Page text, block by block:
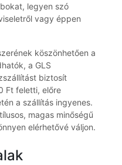
legyen szó
vagy éppen
köszönhetően a
a GLS
biztosít
Ft feletti, előre
a szállítás ingyenes.
magas minőségű
elérhetővé váljon.